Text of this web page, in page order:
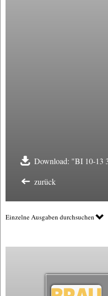
Download: "BI 10-13
zurück
Einzelne Ausgaben durchsuchen